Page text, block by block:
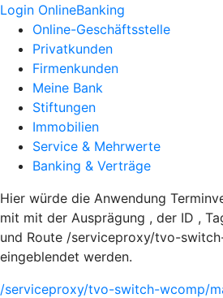
Login OnlineBanking
Online-Geschäftsstelle
Privatkunden
Firmenkunden
Meine Bank
Stiftungen
Immobilien
Service & Mehrwerte
Banking & Verträge
Hier würde die Anwendung
mit mit der Ausprägung , der ID ,
und Route /serviceproxy/tvo-
eingeblendet werden.
/serviceproxy/tvo-switch-wcomp/